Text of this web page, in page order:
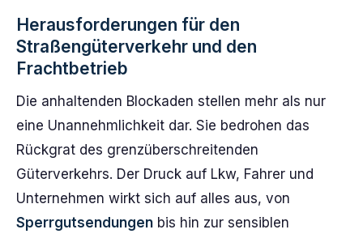
Herausforderungen für den
Straßengüterverkehr und den
Frachtbetrieb
Die anhaltenden Blockaden stellen mehr als nur
eine Unannehmlichkeit dar. Sie bedrohen das
Rückgrat des grenzüberschreitenden
Güterverkehrs. Der Druck auf Lkw, Fahrer und
Unternehmen wirkt sich auf alles aus, von
Sperrgutsendungen bis hin zur sensiblen